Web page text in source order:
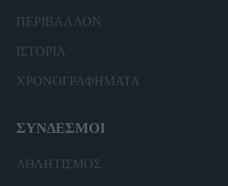
ΠΕΡΙΒΑΛΛΟΝ
ΙΣΤΟΡΙΑ
ΧΡΟΝΟΓΡΑΦΗΜΑΤΑ
ΣΥΝΔΕΣΜΟΙ
ΑΘΛΗΤΙΣΜΟΣ